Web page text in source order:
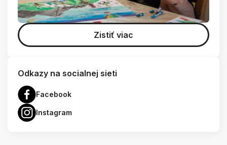
Zistiť viac
Odkazy na socialnej sieti
Facebook
Instagram